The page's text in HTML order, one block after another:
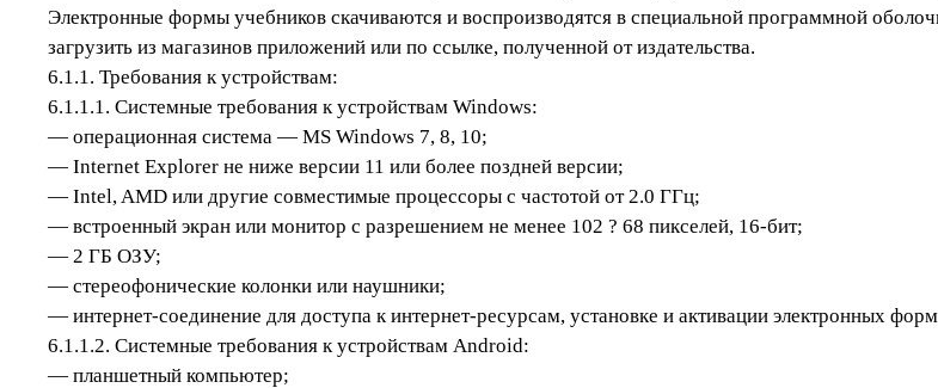
Электронные формы учебников скачиваются и воспроизводятся в специальной программной
загрузить из магазинов приложений или по ссылке, полученной от издательства.
6.1.1. Требования к устройствам:
6.1.1.1. Системные требования к устройствам Windows:
— операционная система — MS Windows 7, 8, 10;
— Internet Explorer не ниже версии 11 или более поздней версии;
— Intel, AMD или другие совместимые процессоры с частотой от 2.0 ГГц;
— встроенный экран или монитор с разрешением не менее 102 ? 68 пикселей, 16-бит;
— 2 ГБ ОЗУ;
— стереофонические колонки или наушники;
— интернет-соединение для доступа к интернет-ресурсам, установке и активации электронных
6.1.1.2. Системные требования к устройствам Android:
— планшетный компьютер;